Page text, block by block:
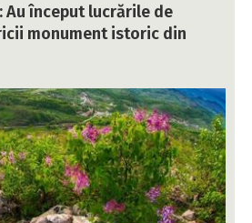
Au început lucrările de
monument istoric din